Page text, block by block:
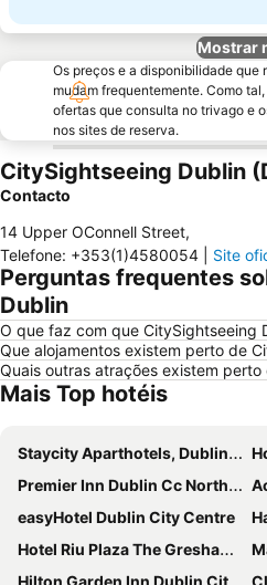
Mostrar
Os preços e a disponibilidade que
mudam frequentemente. Como
ofertas que consulta no trivago e
nos sites de reserva.
CitySightseeing Dublin
Contacto
14 Upper OConnell Street,
Telefone: +353(1)4580054 Site
Perguntas frequentes
Dublin
O que faz com que CitySightseeing
Que alojamentos existem perto de
Quais outras atrações existem
Mais Top hotéis
Staycity Aparthotels, Dublin, City Centre
Premier Inn Dublin Cc North Docklands
easyHotel Dublin City Centre
Hotel Riu Plaza The Gresham Dublin
Hilton Garden Inn Dublin City Centre